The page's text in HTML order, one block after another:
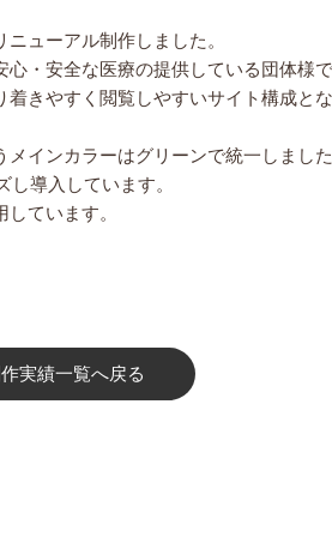
ューアル制作しました。
・安全な医療の提供している団体様で
きやすく閲覧しやすいサイト構成と
インカラーはグリーンで統一しました
導入しています。
ています。
実績一覧へ戻る